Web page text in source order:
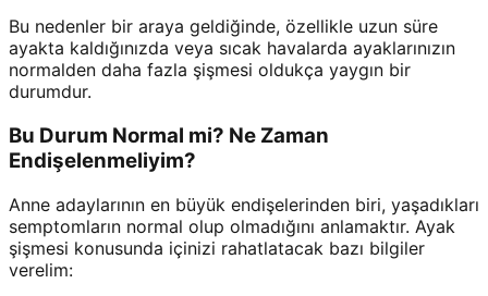
Bu nedenler bir araya geldiğinde, özellikle uzun süre
ayakta kaldığınızda veya sıcak havalarda ayaklarınızın
normalden daha fazla şişmesi oldukça yaygın bir
durumdur.
Bu Durum Normal mi? Ne Zaman
Endişelenmeliyim?
Anne adaylarının en büyük endişelerinden biri, yaşadıkları
semptomların normal olup olmadığını anlamaktır. Ayak
şişmesi konusunda içinizi rahatlatacak bazı bilgiler
verelim: